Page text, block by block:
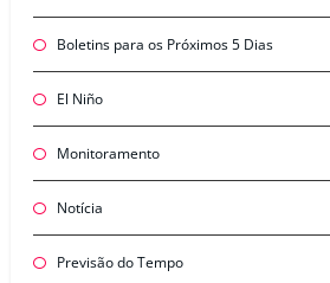
Boletins para os Próximos 5 Dias
El Niño
Monitoramento
Notícia
Previsão do Tempo